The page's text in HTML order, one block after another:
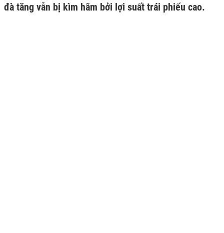
đà tăng vẫn bị kìm hãm bởi lợi suất trái phiếu cao.